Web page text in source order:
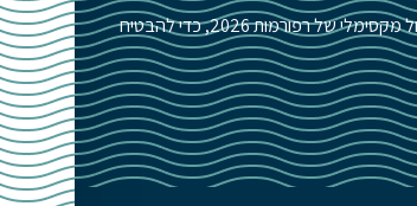
אני בונה תמהיל חסין לשינויי ריבית ומדד, תוך ניצול מקסימלי של רפורמות 2026, כדי להבטיח